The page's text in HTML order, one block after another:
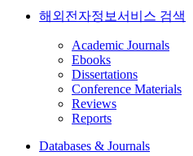
해외전자정보서비스 검색
Academic Journals
Ebooks
Dissertations
Conference Materials
Reviews
Reports
Databases & Journals